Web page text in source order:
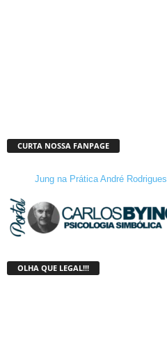
CURTA NOSSA FANPAGE
Jung na Prática André Rodrigues
OLHA QUE LEGAL!!!